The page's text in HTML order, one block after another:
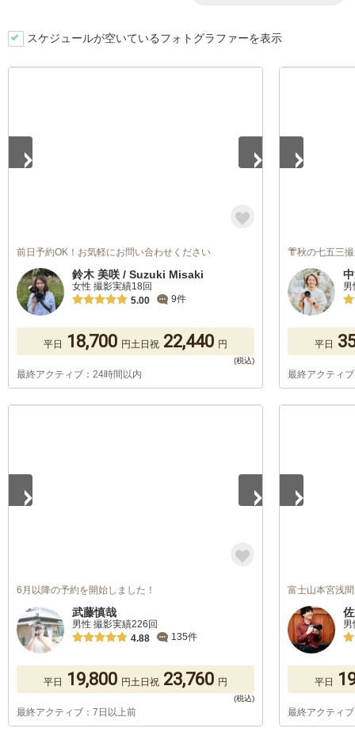
スケジュールが空いているフォトグラファーを表示
前日予約OK！お気軽にお問い合わせください
鈴木 美咲 / Suzuki Misaki
女性 撮影実績18回
5.00
9件
平日 18,700 円土日祝 22,440 円
最終アクティブ：24時間以内
👘秋の七五三
平日
最終アクティ
6月以降の予約を開始しました！
武藤慎哉
男性 撮影実績226回
4.88
135件
平日 19,800 円土日祝 23,760 円
最終アクティブ：7日以上前
富士山本宮浅
男
平日
最終アクティ